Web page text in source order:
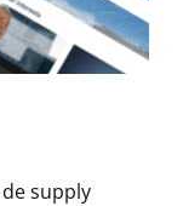
supply